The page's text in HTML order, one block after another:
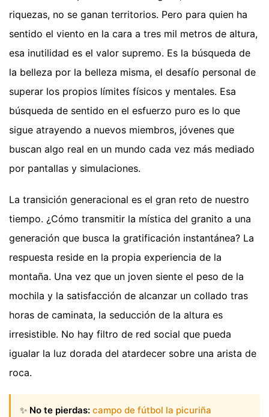
riquezas, no se ganan territorios. Pero para quien ha
sentido el viento en la cara a tres mil metros de altura,
esa inutilidad es el valor supremo. Es la búsqueda de
la belleza por la belleza misma, el desafío personal de
superar los propios límites físicos y mentales. Esa
búsqueda de sentido en el esfuerzo puro es lo que
sigue atrayendo a nuevos miembros, jóvenes que
buscan algo real en un mundo cada vez más mediado
por pantallas y simulaciones.
La transición generacional es el gran reto de nuestro
tiempo. ¿Cómo transmitir la mística del granito a una
generación que busca la gratificación instantánea? La
respuesta reside en la propia experiencia de la
montaña. Una vez que un joven siente el peso de la
mochila y la satisfacción de alcanzar un collado tras
horas de caminata, la seducción de la altura es
irresistible. No hay filtro de red social que pueda
igualar la luz dorada del atardecer sobre una arista de
roca.
✨ No te pierdas: campo de fútbol la picuriña